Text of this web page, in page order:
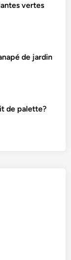
vertes
de jardin
de palette?